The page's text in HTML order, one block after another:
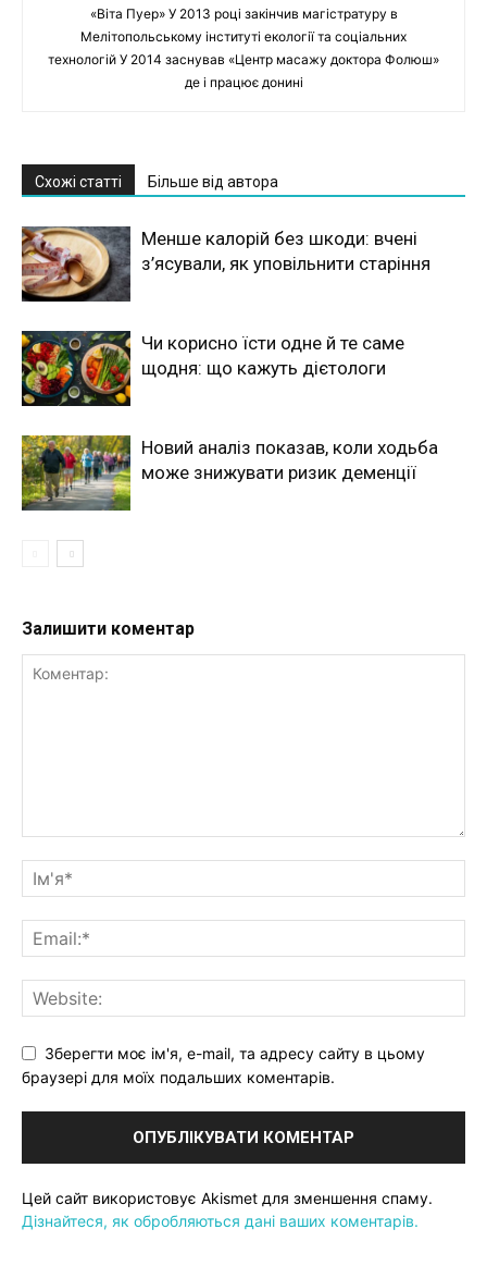
«Віта Пуер» У 2013 році закінчив магістратуру в
Мелітопольському інституті екології та соціальних
технологій У 2014 заснував «Центр масажу доктора Фолюш»
де і працює донині
Схожі статті Більше від автора
Менше калорій без шкоди: вчені
з’ясували, як уповільнити старіння
Чи корисно їсти одне й те саме
щодня: що кажуть дієтологи
Новий аналіз показав, коли ходьба
може знижувати ризик деменції
Залишити коментар
Зберегти моє ім'я, e-mail, та адресу сайту в цьому
браузері для моїх подальших коментарів.
Цей сайт використовує Akismet для зменшення спаму.
Дізнайтеся, як обробляються дані ваших коментарів.